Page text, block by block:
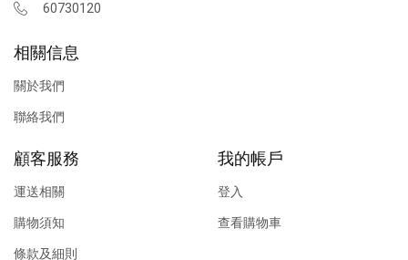
60730120
相關信息
關於我們
聯絡我們
顧客服務
運送相關
購物須知
條款及細則
我的帳戶
登入
查看購物車